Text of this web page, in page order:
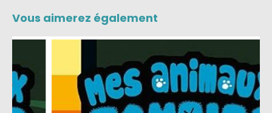
Vous aimerez également